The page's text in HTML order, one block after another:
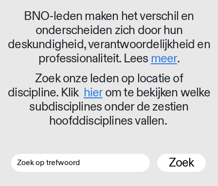
BNO-leden maken het verschil en
onderscheiden zich door hun
deskundigheid, verantwoordelijkheid en
professionaliteit. Lees meer.
Zoek onze leden op locatie of
discipline. Klik hierom te bekijken welke
subdisciplines onder de zestien
hoofddisciplines vallen.
Zoek